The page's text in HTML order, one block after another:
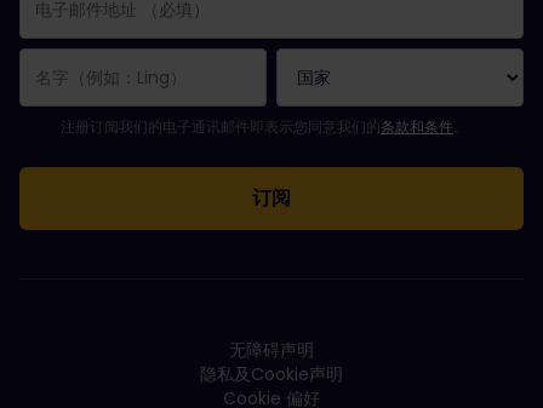
您已成功订阅。
电子邮件地址栏为必填栏！
电子邮件地址无效！
订阅电子通讯时出错。请稍后重试。
您已订阅此电子通讯！
请同意有关订阅电子通讯的条款和条件。
注册订阅我们的电子通讯邮件即表示您同意我们的条款和条件
无障碍声明
隐私及Cookie声明
Cookie 偏好